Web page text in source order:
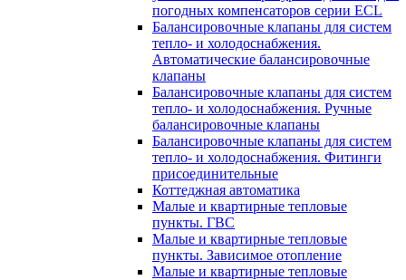
погодных компенсаторов серии ECL
Балансировочные клапаны для систем
тепло- и холодоснабжения.
Автоматические балансировочные
клапаны
Балансировочные клапаны для систем
тепло- и холодоснабжения. Ручные
балансировочные клапаны
Балансировочные клапаны для систем
тепло- и холодоснабжения. Фитинги
присоединительные
Коттеджная автоматика
Малые и квартирные тепловые
пункты. ГВС
Малые и квартирные тепловые
пункты. Зависимое отопление
Малые и квартирные тепловые